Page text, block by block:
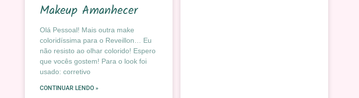
Makeup Amanhecer
Olá Pessoal! Mais outra make
coloridíssima para o Reveillon… Eu
não resisto ao olhar colorido! Espero
que vocês gostem! Para o look foi
usado: corretivo
CONTINUAR LENDO »